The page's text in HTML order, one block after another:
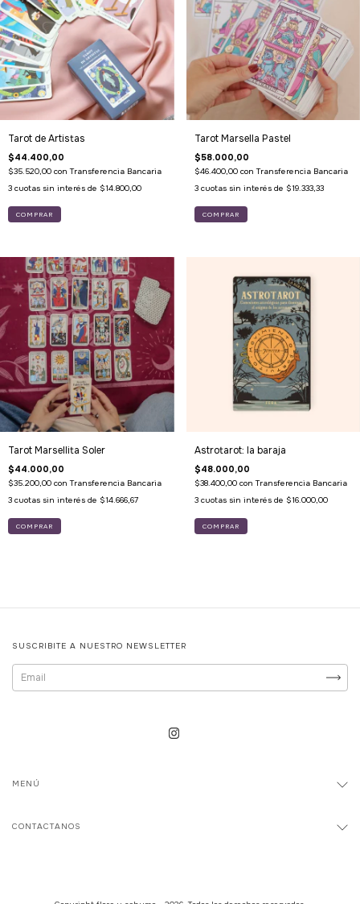
Tarot de Artistas
$44.400,00
$35.520,00 con Transferencia Bancaria
3 cuotas sin interés de $14.800,00
Tarot Marsella Pastel
$58.000,00
$46.400,00 con Transferencia Bancaria
3 cuotas sin interés de $19.333,33
Tarot Marsellita Soler
$44.000,00
$35.200,00 con Transferencia Bancaria
3 cuotas sin interés de $14.666,67
Astrotarot: la baraja
$48.000,00
$38.400,00 con Transferencia Bancaria
3 cuotas sin interés de $16.000,00
SUSCRIBITE A NUESTRO NEWSLETTER
MENÚ
CONTACTANOS